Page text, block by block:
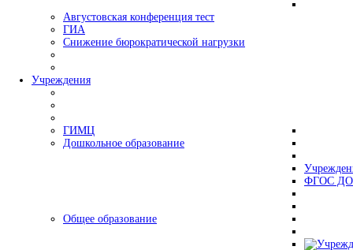
Августовская конференция тест
ГИА
Снижение бюрократической нагрузки
Учреждения
ГИМЦ
Дошкольное образование
ФГОС ДО
Общее образование